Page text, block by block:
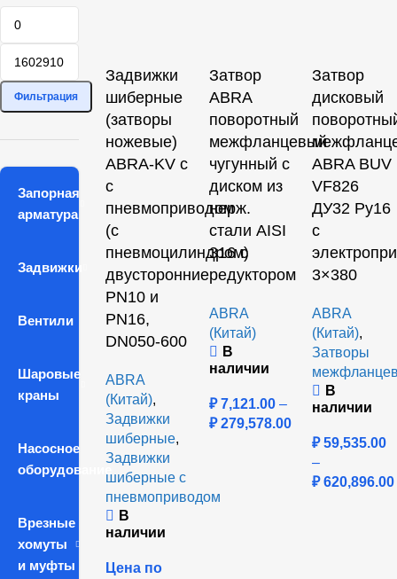
Фильтрация
Запорная
арматура
Задвижки
Вентили
Шаровые
краны
Насосное
оборудование
Врезные
хомуты
и муфты
Задвижки
шиберные
(затворы
ножевые)
ABRA-KV с
с
пневмоприводом
(с
пневмоцилиндром)
двусторонние
PN10 и
PN16,
DN050-600
ABRA
(Китай),
Задвижки
шиберные,
Задвижки
шиберные с
пневмоприводом
В
наличии
Цена по
Затвор
ABRA
поворотный
межфланцевый
чугунный с
диском из
нерж.
стали AISI
316 с
редуктором
ABRA
(Китай)
В
наличии
₽7,121.00 –
₽279,578.00
Затвор
дисковый
ABRA BUV
VF826
ДУ32 Ру16
с
3×380
ABRA
(Китай),
Затворы
В
наличии
₽59,535.00
–
₽620,896.00